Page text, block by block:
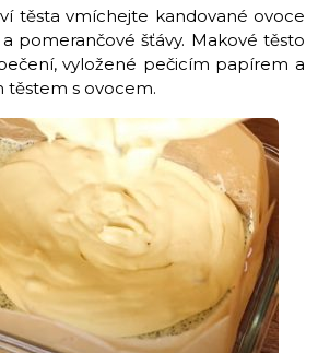
těsta vmíchejte kandované ovoce
pomerančové šťávy. Makové těsto
vyložené pečicím papírem a
těstem s ovocem.